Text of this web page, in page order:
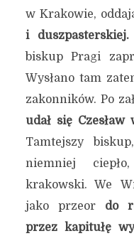
w Krakowie,
i duszpasterskiej.
biskup Pragi
Wysłano tam
zakonników. Po
udał się
Tamtejszy
niemniej
krakowski. We
jako przeor do
przez kapitułę